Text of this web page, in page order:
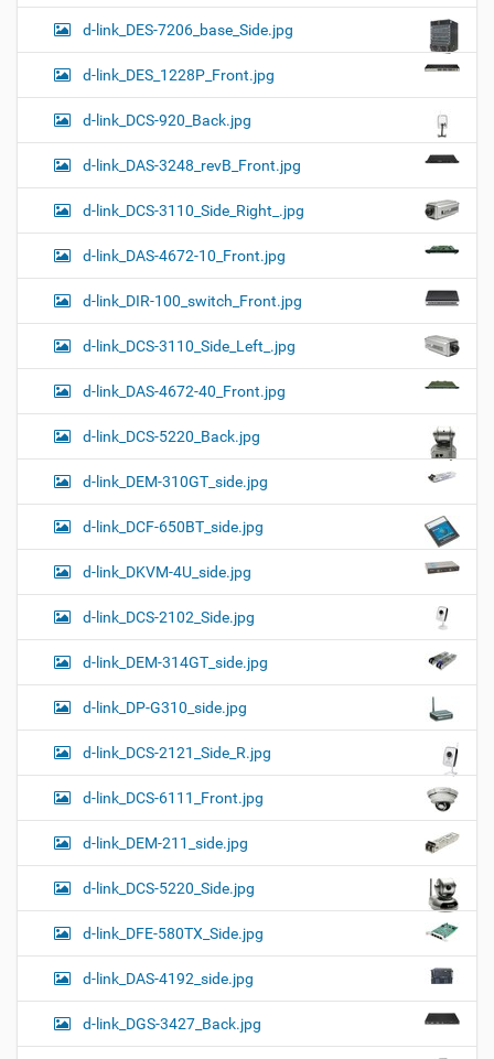
d-link_DES-7206_base_Side.jpg
d-link_DES_1228P_Front.jpg
d-link_DCS-920_Back.jpg
d-link_DAS-3248_revB_Front.jpg
d-link_DCS-3110_Side_Right_.jpg
d-link_DAS-4672-10_Front.jpg
d-link_DIR-100_switch_Front.jpg
d-link_DCS-3110_Side_Left_.jpg
d-link_DAS-4672-40_Front.jpg
d-link_DCS-5220_Back.jpg
d-link_DEM-310GT_side.jpg
d-link_DCF-650BT_side.jpg
d-link_DKVM-4U_side.jpg
d-link_DCS-2102_Side.jpg
d-link_DEM-314GT_side.jpg
d-link_DP-G310_side.jpg
d-link_DCS-2121_Side_R.jpg
d-link_DCS-6111_Front.jpg
d-link_DEM-211_side.jpg
d-link_DCS-5220_Side.jpg
d-link_DFE-580TX_Side.jpg
d-link_DAS-4192_side.jpg
d-link_DGS-3427_Back.jpg